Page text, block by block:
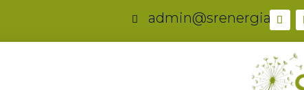
 admin@srenergia.es